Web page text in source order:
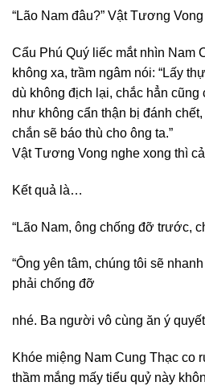
“Lão Nam đâu?” Vật Tương
Cẩu Phú Quý liếc mắt nhìn Nam
không xa, trầm ngâm nói: “Lấy
dù không địch lại, chắc hẳn cũng
như không cẩn thận bị đánh
chắn sẽ báo thù cho ông ta.”
Vật Tương Vong nghe xong thì
Kết quả là…
“Lão Nam, ông chống đỡ trước,
“Ông yên tâm, chúng tôi sẽ
phải chống đỡ
nhé. Ba người vô cùng ăn ý
Khóe miệng Nam Cung Thạc co
thầm mắng mấy tiểu quỷ này